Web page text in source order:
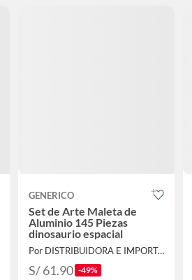
GENERICO
Set de Arte Maleta de
Aluminio 145 Piezas
dinosaurio espacial
Por DISTRIBUIDORA E IMPORTADORA
S/ 61.90 -49%